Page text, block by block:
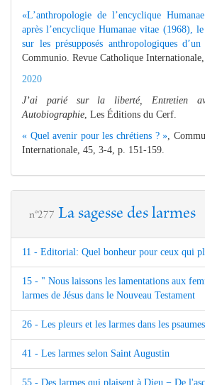
«L’anthropologie de l’encyclique
après l’encyclique Humanae vitae (1968),
sur les présupposés anthropologiques
Communio. Revue Catholique
2020
J’ai parié sur la liberté, Entretien
Autobiographie , Les Éditions du Cerf.
« Quel avenir pour les chrétiens ? » ,
Internationale, 45, 3-4, p. 151-159.
n°277 La sagesse des larmes
11 - Editorial: Quel bonheur pour ceux qui
15 - " Nous laissons les lamentations aux
larmes de Jésus dans le Nouveau Testament
26 - Les pleurs et les larmes dans les psaumes
41 - Les larmes selon Saint Augustin
55 - Des larmes qui plaisent à Dieu − De